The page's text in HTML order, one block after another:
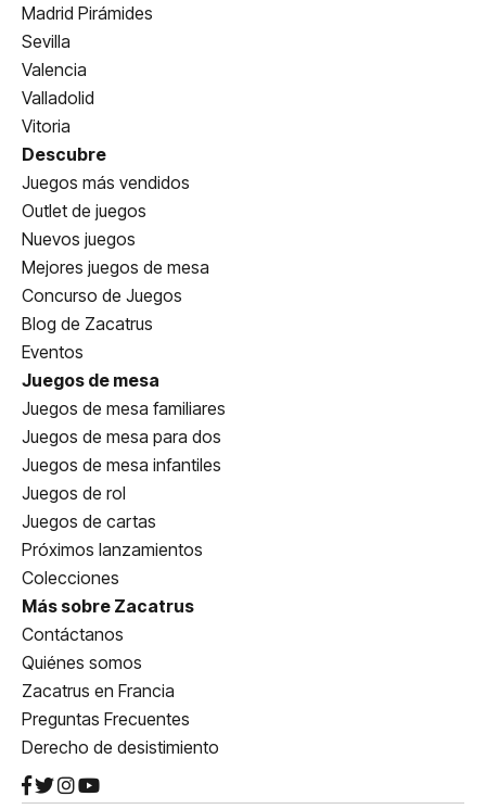
Madrid Pirámides
Sevilla
Valencia
Valladolid
Vitoria
Descubre
Juegos más vendidos
Outlet de juegos
Nuevos juegos
Mejores juegos de mesa
Concurso de Juegos
Blog de Zacatrus
Eventos
Juegos de mesa
Juegos de mesa familiares
Juegos de mesa para dos
Juegos de mesa infantiles
Juegos de rol
Juegos de cartas
Próximos lanzamientos
Colecciones
Más sobre Zacatrus
Contáctanos
Quiénes somos
Zacatrus en Francia
Preguntas Frecuentes
Derecho de desistimiento